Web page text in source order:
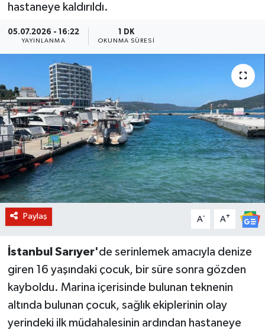
hastaneye kaldırıldı.
05.07.2026 - 16:22
YAYINLANMA
1 DK
OKUNMA SÜRESI
Paylaş A- A+
İstanbul Sarıyer'de serinlemek amacıyla denize
giren 16 yaşındaki çocuk, bir süre sonra gözden
kayboldu. Marina içerisinde bulunan teknenin
altında bulunan çocuk, sağlık ekiplerinin olay
yerindeki ilk müdahalesinin ardından hastaneye
BİLİM VE TEKNOLOJİ
OTOMOBİL
KURUMSAL